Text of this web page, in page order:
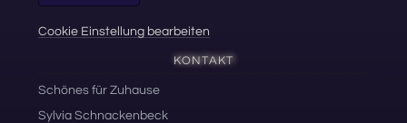
Cookie Einstellung bearbeiten
KONTAKT
Schönes für Zuhause
Sylvia Schnackenbeck